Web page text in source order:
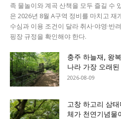
족 물놀이와 계곡 산책을 모두 즐길 수
은 2026년 8월 A구역 정비를 마치고
수심과 이용 조건이 달라 취사·야영·반
핑장 규정을 확인해야 한다.
충주 하늘재, 왕
나라 가장 오래된
2026-08-09
고창 하고리 삼
체가 천연기념물